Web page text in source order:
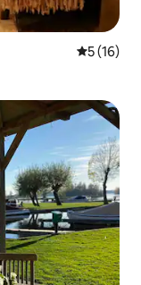
平均评分
5 (16)